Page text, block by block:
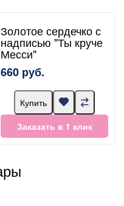
Золотое сердечко с
надписью "Ты круче
Месси"
660 руб.
Купить
Заказать в 1 клик